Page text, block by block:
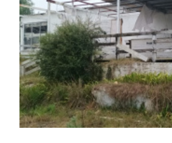
Turismo accesible